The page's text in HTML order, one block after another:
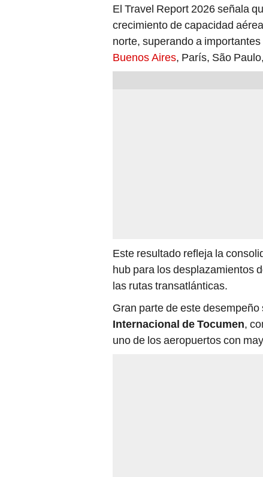
El Travel Report 2026 señala
crecimiento de capacidad
norte, superando a
Buenos Aires, París, São
Este resultado refleja la
hub para los desplazamientos
las rutas transatlánticas.
Gran parte de este
Internacional de Tocumen,
uno de los aeropuertos con